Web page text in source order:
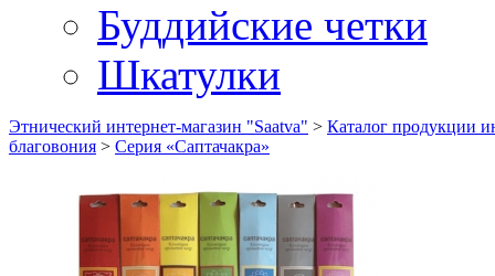
Буддийские четки
Шкатулки
Этнический интернет-магазин "Saatva" > Каталог продукции
благовония > Серия «Саптачакра»